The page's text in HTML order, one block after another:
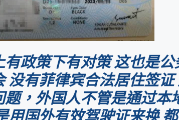
政策下有对策 这也是
没有菲律宾合法居住签
，外国人不管是通过本
用国外有效驾驶证来换